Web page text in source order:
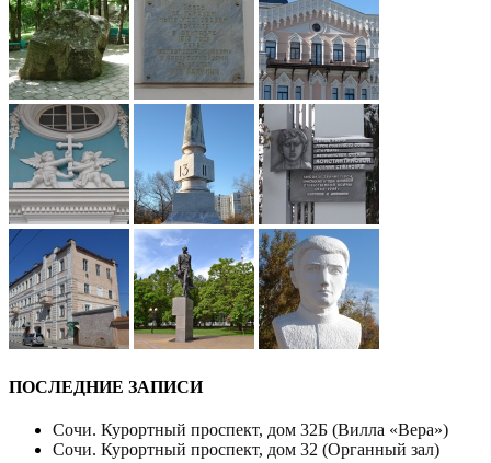
ПОСЛЕДНИЕ ЗАПИСИ
Сочи. Курортный проспект, дом 32Б (Вилла «Вера»)
Сочи. Курортный проспект, дом 32 (Органный зал)